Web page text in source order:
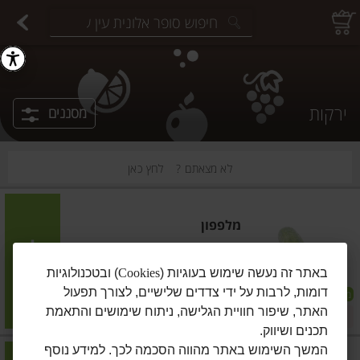
ירקות מסננים
לא מצאתם ? לחץ כאן
מלפפון
מחיר מבצע ₪8.01/ ק"ג₪8.90
מועדון
10% הנחה
הוסיפו באתר זה נעשה שימוש בעוגיות (Cookies) ובטכנולוגיות
דומות, לרבות על ידי צדדים שלישיים, לצורך תפעול
האתר, שיפור חוויית הגלישה, ניתוח שימושים והתאמת
תכנים ושיווק.
המשך השימוש באתר מהווה הסכמה לכך. למידע נוסף